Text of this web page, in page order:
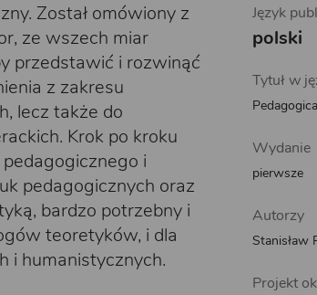
Został omówiony z
ze wszech miar
przedstawić i rozwinąć
z zakresu
lecz także do
Krok po kroku
i
pedagogicznych oraz
bardzo potrzebny i
teoretyków, i dla
i humanistycznych.
Język
polski
Tytuł w
Wydanie
pierwsze
Autorzy
Stanisław
Projekt